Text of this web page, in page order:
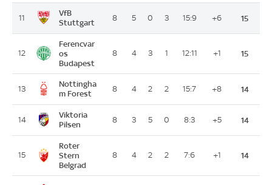
11
VfB
Stuttgart
8 5 0 3 15:9 +6 15
12
Ferencvar
os
Budapest
8 4 3 1 12:11 +1 15
13
Nottingha
m Forest
8 4 2 2 15:7 +8 14
14
Viktoria
Pilsen
8 3 5 0 8:3 +5 14
15
Roter
Stern
Belgrad
8 4 2 2 7:6 +1 14